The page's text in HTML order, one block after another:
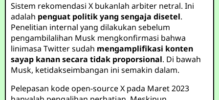
Sistem rekomendasi X bukanlah arbiter netral. Ini
adalah penguat politik yang sengaja disetel.
Penelitian internal yang dilakukan sebelum
pengambilalihan Musk mengkonfirmasi bahwa
linimasa Twitter sudah mengamplifikasi konten
sayap kanan secara tidak proporsional. Di bawah
Musk, ketidakseimbangan ini semakin dalam.
Pelepasan kode open-source X pada Maret 2023